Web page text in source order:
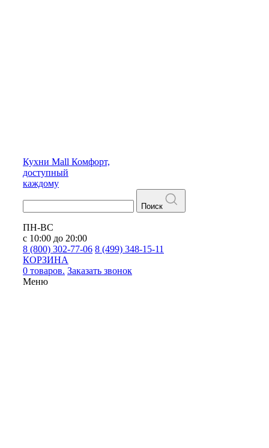
Кухни Mall Комфорт,
доступный
каждому
Поиск
ПН-ВС
с 10:00 до 20:00
8 (800) 302-77-06 8 (499) 348-15-11
КОРЗИНА
0 товаров. Заказать звонок
Меню